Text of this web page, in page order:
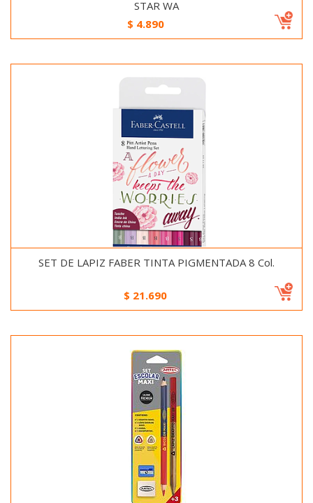
STAR WA
$ 4.890
SET DE LAPIZ FABER TINTA PIGMENTADA 8 Col.
$ 21.690